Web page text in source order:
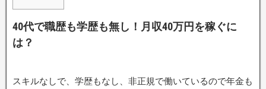
40代で職歴も学歴も無し！月収40万円を稼ぐに
は？
スキルなしで、学歴もなし、非正規で働いているので年金も